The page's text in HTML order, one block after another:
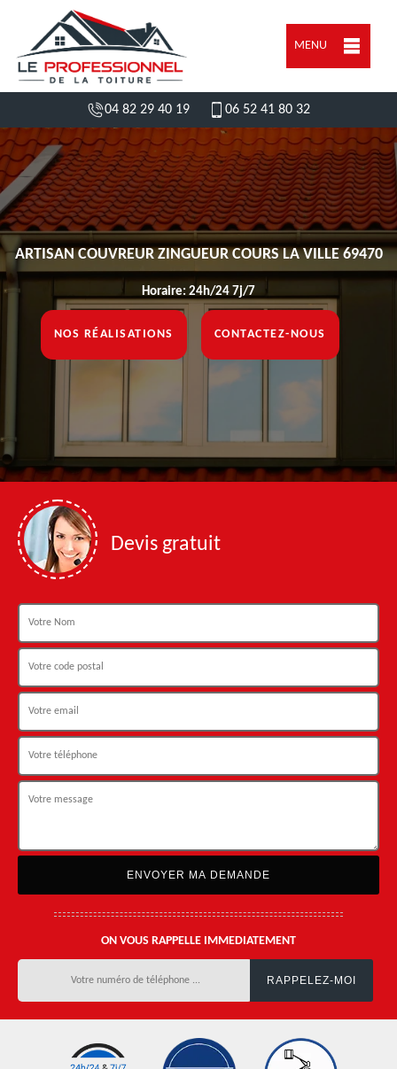
MENU
04 82 29 40 19 06 52 41 80 32
ARTISAN COUVREUR ZINGUEUR COURS LA VILLE 69470
Horaire: 24h/24 7j/7
NOS RÉALISATIONS CONTACTEZ-NOUS
Devis gratuit
ON VOUS RAPPELLE IMMEDIATEMENT